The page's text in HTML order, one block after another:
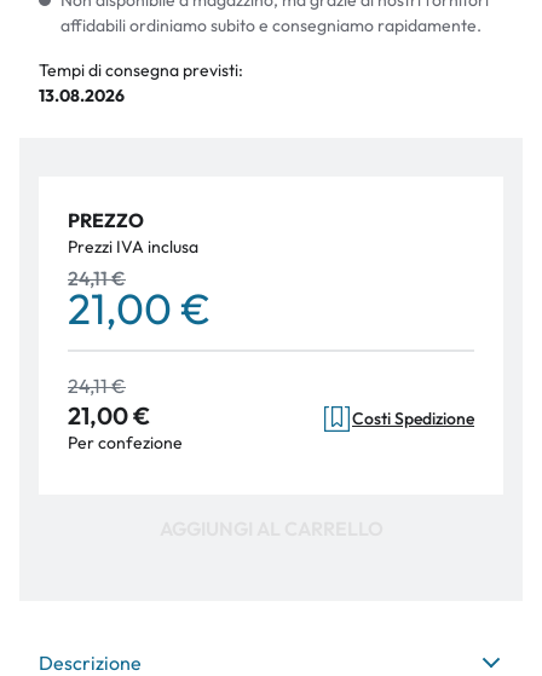
affidabili ordiniamo subito e consegniamo rapidamente.
Tempi di consegna previsti:
13.08.2026
PREZZO
Prezzi IVA inclusa
24,11 €
21,00 €
24,11 €
21,00 €
Per confezione
Costi Spedizione
Descrizione